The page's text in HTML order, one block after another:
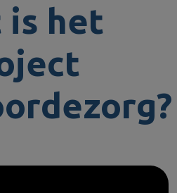
is het